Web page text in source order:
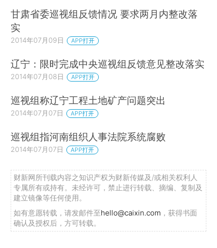
甘肃省委巡视组反馈情况 要求两月内整改落
实
2014年07月09日 APP打开
辽宁：限时完成中央巡视组反馈意见整改落实
2014年07月08日 APP打开
巡视组称辽宁工程土地矿产问题突出
2014年07月07日 APP打开
巡视组指河南组织人事法院系统腐败
2014年07月07日 APP打开
财新网所刊载内容之知识产权为财新传媒及/或相关权利人
专属所有或持有。未经许可，禁止进行转载、摘编、复制及
建立镜像等任何使用。
如有意愿转载，请发邮件至hello@caixin.com ，获得书面
确认及授权后，方可转载。